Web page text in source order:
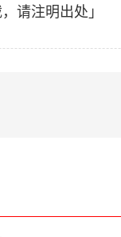
请注明出处」